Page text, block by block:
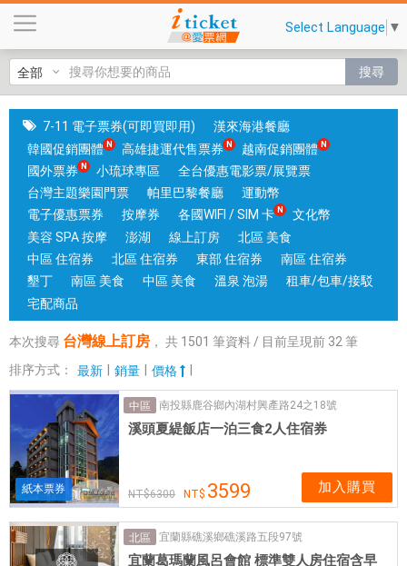
線
上
訂
房
台
中
和
高
雄
有
體
門
，
票
券
買
即
用
Select Language ▼
搜尋
7-11 電子票券(可即買即用)
漢來海港餐廳
韓國促銷團體
高雄捷運代售票券
越南促銷團體
國外票券
小琉球專區
全台優惠電影票/展覽票
台灣主題樂園門票
帕里巴黎餐廳
運動幣
電子優惠票券
按摩券 各國WIFI / SIM 卡
文化幣
美容 SPA 按摩
澎湖 線上訂房
北區 美食
中區 住宿券
北區 住宿券 東部 住宿券
南區 住宿券
墾丁
南區 美食 中區 美食 溫泉 泡湯
租車/包車/接駁
宅配商品
本次搜尋 台灣線上訂房 ， 共 1501 筆資料 / 目前呈現前 32 筆
排序方式：
最新 銷量 價格
紙本票券
中區 南投縣鹿谷鄉內湖村興產路24之18號
溪頭夏緹飯店一泊三食2人住宿券
6300 3599 加入購買
北區 宜蘭縣礁溪鄉礁溪路五段97號
宜蘭葛瑪蘭風呂會館 標準雙人房住宿含早